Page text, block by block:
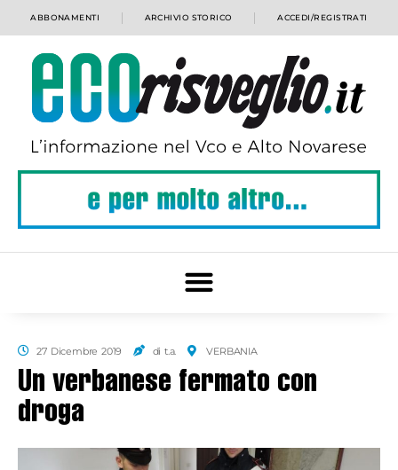
ABBONAMENTI ARCHIVIO STORICO ACCEDI/REGISTRATI
27 Dicembre 2019 di t.a. VERBANIA
Un verbanese fermato con
droga